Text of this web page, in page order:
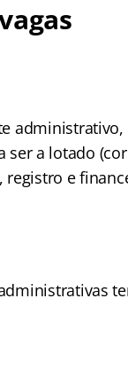
ser a lotado
registro e